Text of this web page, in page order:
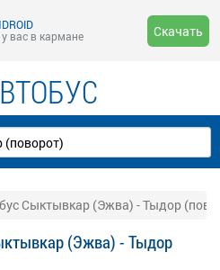
вас в кармане
Скачать
Сыктывкар (Эжва) - Тыдор
(Эжва) - Тыдор